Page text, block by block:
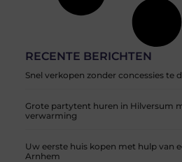
RECENTE BERICHTEN
Snel verkopen zonder concessies te
Grote partytent huren in Hilversum
verwarming
Uw eerste huis kopen met hulp van
Arnhem